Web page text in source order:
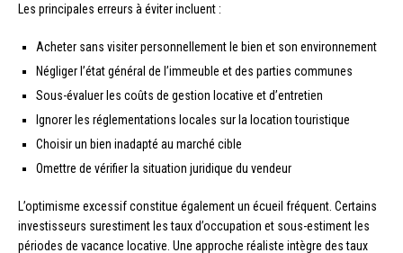
Les principales erreurs à éviter incluent :
Acheter sans visiter personnellement le bien et son environnement
Négliger l’état général de l’immeuble et des parties communes
Sous-évaluer les coûts de gestion locative et d’entretien
Ignorer les réglementations locales sur la location touristique
Choisir un bien inadapté au marché cible
Omettre de vérifier la situation juridique du vendeur
L’optimisme excessif constitue également un écueil fréquent. Certains
investisseurs surestiment les taux d’occupation et sous-estiment les
périodes de vacance locative. Une approche réaliste intègre des taux